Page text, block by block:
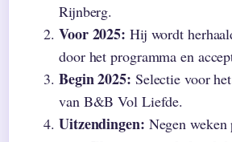
Rijnberg.
Voor 2025: Hij wordt
door het programma en
Begin 2025: Selectie voor
van B&B Vol Liefde.
Uitzendingen: Negen